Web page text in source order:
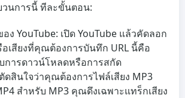
นการนี้ ทีละขั้นตอน:
ง YouTube: เปิด YouTube แล้วคัดลอก
เสียงที่คุณต้องการบันทึก URL นี้คือ
การดาวน์โหลดหรือการสกัด
ดสินใจว่าคุณต้องการไฟล์เสียง MP3
สำหรับ MP3 คุณดึงเฉพาะแทร็กเสียง